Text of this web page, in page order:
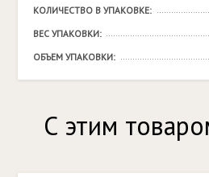
КОЛИЧЕСТВО В УПАКОВКЕ:
ВЕС УПАКОВКИ:
ОБЪЕМ УПАКОВКИ:
С этим